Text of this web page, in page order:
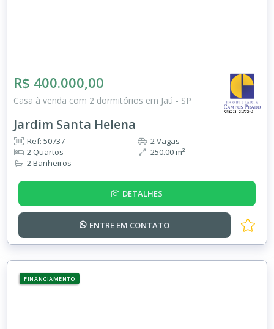
R$ 400.000,00
Casa à venda com 2 dormitórios em Jaú - SP
Jardim Santa Helena
Ref: 50737
2 Quartos
2 Banheiros
2 Vagas
250.00 m²
DETALHES
ENTRE EM CONTATO
FINANCIAMENTO